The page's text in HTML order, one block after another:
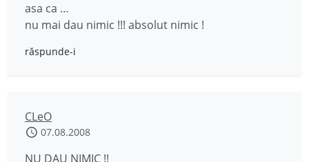
asa ca …
nu mai dau nimic !!! absolut nimic !
răspunde-i
CLeO
07.08.2008
NU DAU NIMIC !!